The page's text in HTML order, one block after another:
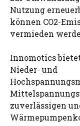
Nutzung
können CO2-
vermieden
Innomotics
Nieder- und
zuverlässigen